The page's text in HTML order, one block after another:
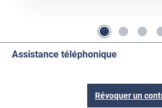
Assistance téléphonique
Révoquer un